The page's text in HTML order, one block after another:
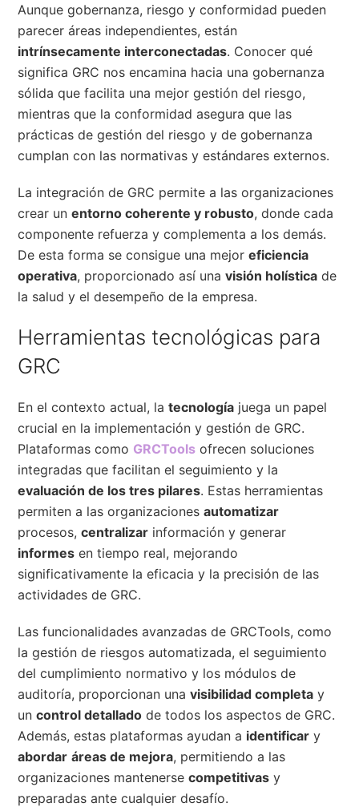
Aunque gobernanza, riesgo y conformidad pueden
parecer áreas independientes, están
intrínsecamente interconectadas. Conocer qué
significa GRC nos encamina hacia una gobernanza
sólida que facilita una mejor gestión del riesgo,
mientras que la conformidad asegura que las
prácticas de gestión del riesgo y de gobernanza
cumplan con las normativas y estándares externos.
La integración de GRC permite a las organizaciones
crear unentorno coherente y robusto, donde cada
componente refuerza y complementa a los demás.
De esta forma se consigue una mejoreficiencia
operativa, proporcionado así unavisión holística de
la salud y el desempeño de la empresa.
Herramientas tecnológicas para
GRC
En el contexto actual, latecnología juega un papel
crucial en la implementación y gestión de GRC.
Plataformas como GRCTools ofrecen soluciones
integradas que facilitan el seguimiento y la
evaluación de los tres pilares. Estas herramientas
permiten a las organizacionesautomatizar
procesos,centralizar información y generar
informes en tiempo real, mejorando
significativamente la eficacia y la precisión de las
actividades de GRC.
Las funcionalidades avanzadas de GRCTools, como
la gestión de riesgos automatizada, el seguimiento
del cumplimiento normativo y los módulos de
auditoría, proporcionan unavisibilidad completa y
uncontrol detallado de todos los aspectos de GRC.
Además, estas plataformas ayudan a identificar y
abordar áreas de mejora, permitiendo a las
organizaciones mantenersecompetitivas y
preparadas ante cualquier desafío.